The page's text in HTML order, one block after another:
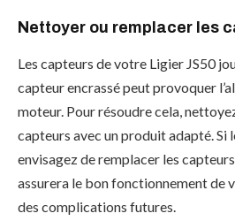
Nettoyer ou remplacer les
Les capteurs de votre Ligier JS50
capteur encrassé peut provoquer
moteur. Pour résoudre cela,
capteurs avec un produit adapté. Si
envisagez de remplacer les
assurera le bon fonctionnement de
des complications futures.